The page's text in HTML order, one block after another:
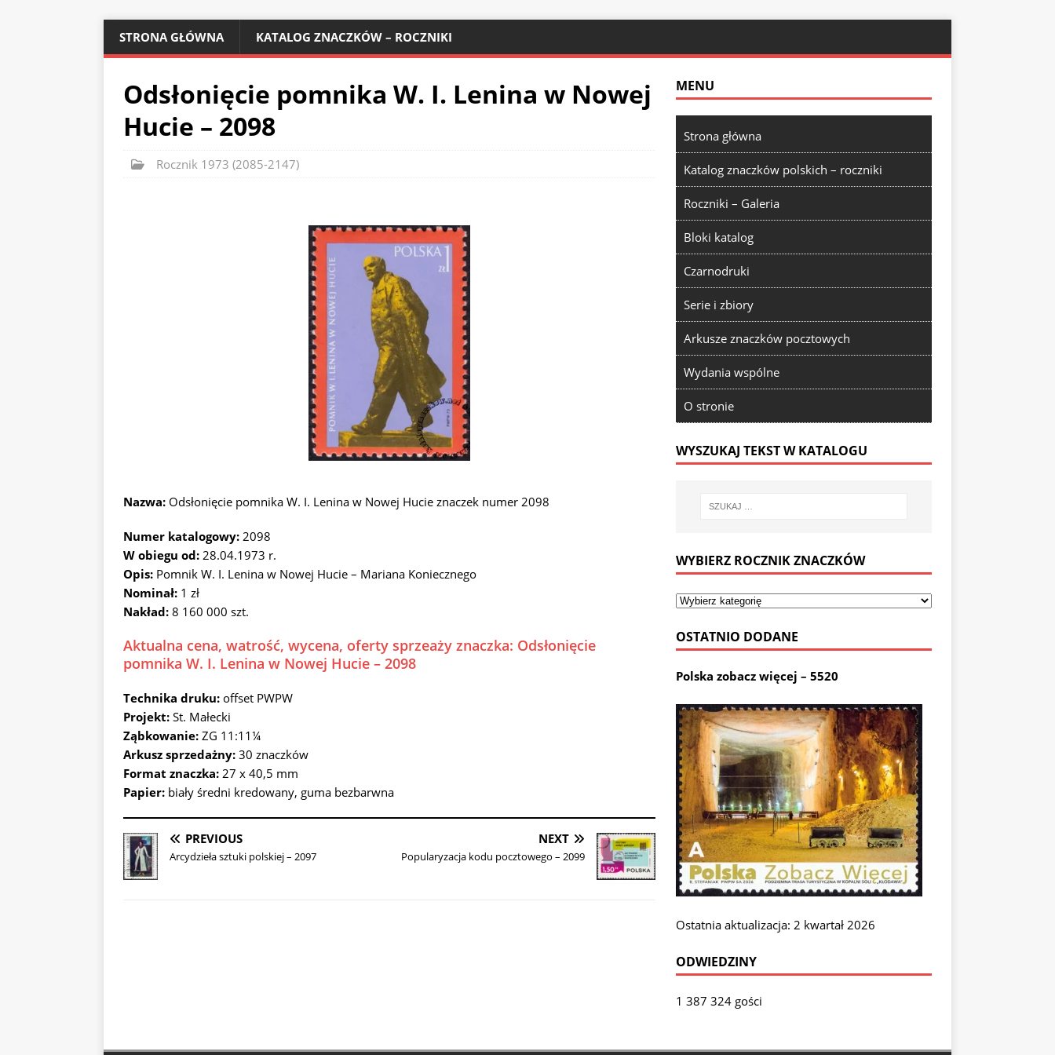
STRONA GŁÓWNA KATALOG ZNACZKÓW – ROCZNIKI
Odsłonięcie pomnika W. I. Lenina w Nowej
Hucie – 2098
Rocznik 1973 (2085-2147)
Nazwa: Odsłonięcie pomnika W. I. Lenina w Nowej Hucie znaczek numer 2098
Numer katalogowy: 2098
W obiegu od: 28.04.1973 r.
Opis: Pomnik W. I. Lenina w Nowej Hucie – Mariana Koniecznego
Nominał: 1 zł
Nakład: 8 160 000 szt.
Aktualna cena, watrość, wycena, oferty sprzeaży znaczka: Odsłonięcie
pomnika W. I. Lenina w Nowej Hucie – 2098
Technika druku: offset PWPW
Projekt: St. Małecki
Ząbkowanie: ZG 11:11¼
Arkusz sprzedażny: 30 znaczków
Format znaczka: 27 x 40,5 mm
Papier: biały średni kredowany, guma bezbarwna
PREVIOUS
Arcydzieła sztuki polskiej – 2097
NEXT
Popularyzacja kodu pocztowego – 2099
MENU
Strona główna
Katalog znaczków polskich – roczniki
Roczniki – Galeria
Bloki katalog
Czarnodruki
Serie i zbiory
Arkusze znaczków pocztowych
Wydania wspólne
O stronie
WYSZUKAJ TEKST W KATALOGU
WYBIERZ ROCZNIK ZNACZKÓW
OSTATNIO DODANE
Polska zobacz więcej – 5520
Ostatnia aktualizacja: 2 kwartał 2026
ODWIEDZINY
1 387 324 gości